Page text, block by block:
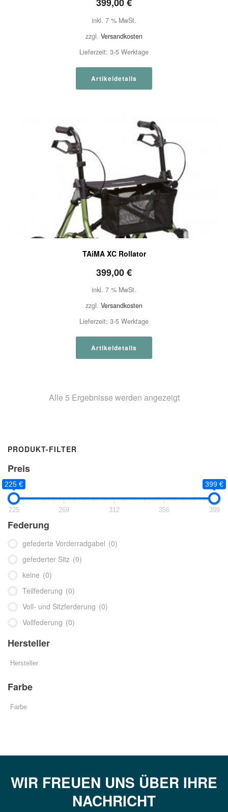
399,00€
inkl. 7 % MwSt.
zzgl. Versandkosten
Lieferzeit: 3-5 Werktage
Artikeldetails
TAiMA XC Rollator
399,00€
inkl. 7 % MwSt.
zzgl. Versandkosten
Lieferzeit: 3-5 Werktage
Artikeldetails
Alle 5 Ergebnisse werden angezeigt
PRODUKT-FILTER
Preis
225 € 399 €
225 269 312 356 399
Federung
gefederte Vorderradgabel (0)
gefederter Sitz (0)
keine (0)
Teilfederung (0)
Voll- und Sitzferderung (0)
Vollfederung (0)
Hersteller
Farbe
WIR FREUEN UNS ÜBER IHRE
NACHRICHT